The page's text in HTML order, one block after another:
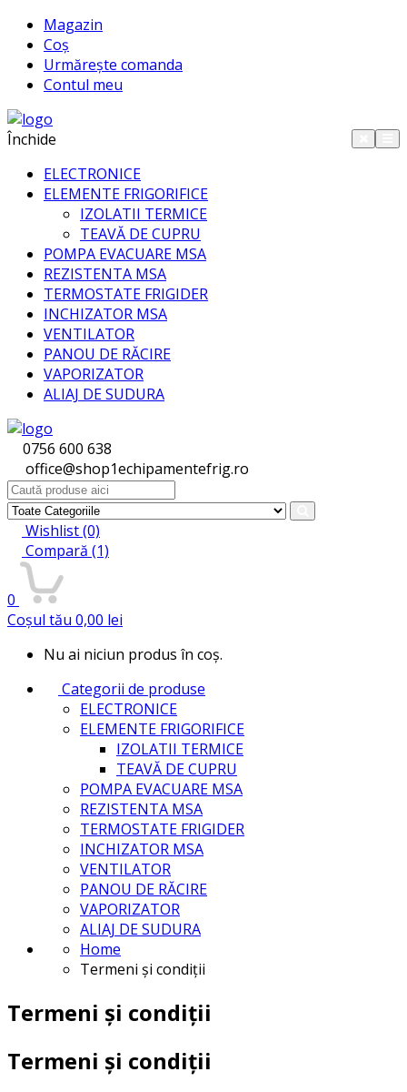
Magazin
Coș
Urmărește comanda
Contul meu
Închide
ELECTRONICE
ELEMENTE FRIGORIFICE
IZOLATII TERMICE
TEAVĂ DE CUPRU
POMPA EVACUARE MSA
REZISTENTA MSA
TERMOSTATE FRIGIDER
INCHIZATOR MSA
VENTILATOR
PANOU DE RĂCIRE
VAPORIZATOR
ALIAJ DE SUDURA
0756 600 638
office@shop1echipamentefrig.ro
Search
for:
Wishlist(0)
Compară (1)
0
Coșul tău 0,00 lei
Nu ai niciun produs în coș.
Categorii de produse
ELECTRONICE
ELEMENTE FRIGORIFICE
IZOLATII TERMICE
TEAVĂ DE CUPRU
POMPA EVACUARE MSA
REZISTENTA MSA
TERMOSTATE FRIGIDER
INCHIZATOR MSA
VENTILATOR
PANOU DE RĂCIRE
VAPORIZATOR
ALIAJ DE SUDURA
Home
Termeni și condiții
Termeni și condiții
Termeni și condiții